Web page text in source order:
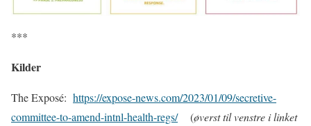
***
Kilder
The Exposé: https://expose-news.com/2023/01/09/secretive-
committee-to-amend-intnl-health-regs/(øverst til venstre i linket